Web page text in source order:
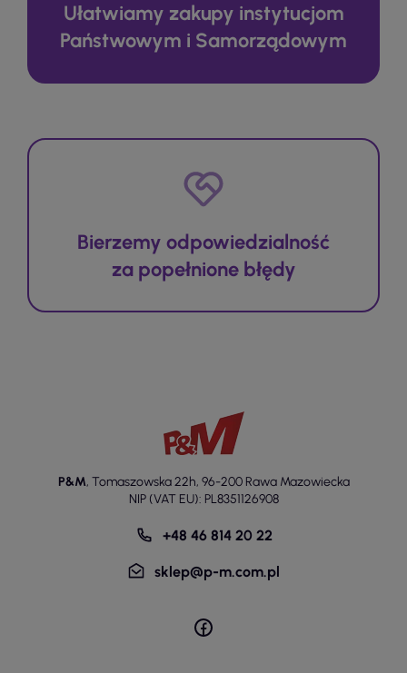
Ułatwiamy zakupy instytucjom
Państwowym i Samorządowym
Bierzemy odpowiedzialność
za popełnione błędy
P&M, Tomaszowska 22h, 96-200 Rawa Mazowiecka
NIP (VAT EU): PL8351126908
+48 46 814 20 22
sklep@p-m.com.pl